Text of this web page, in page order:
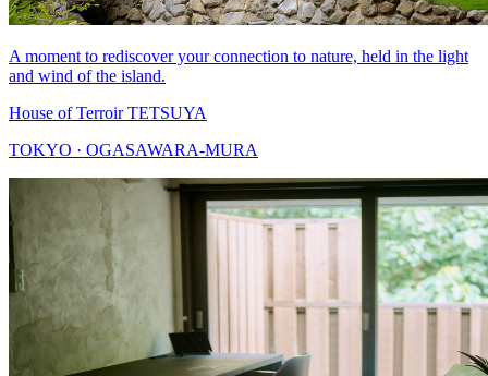
A moment to rediscover your connection to nature, held in the light
and wind of the island.
House of Terroir TETSUYA
TOKYO · OGASAWARA-MURA